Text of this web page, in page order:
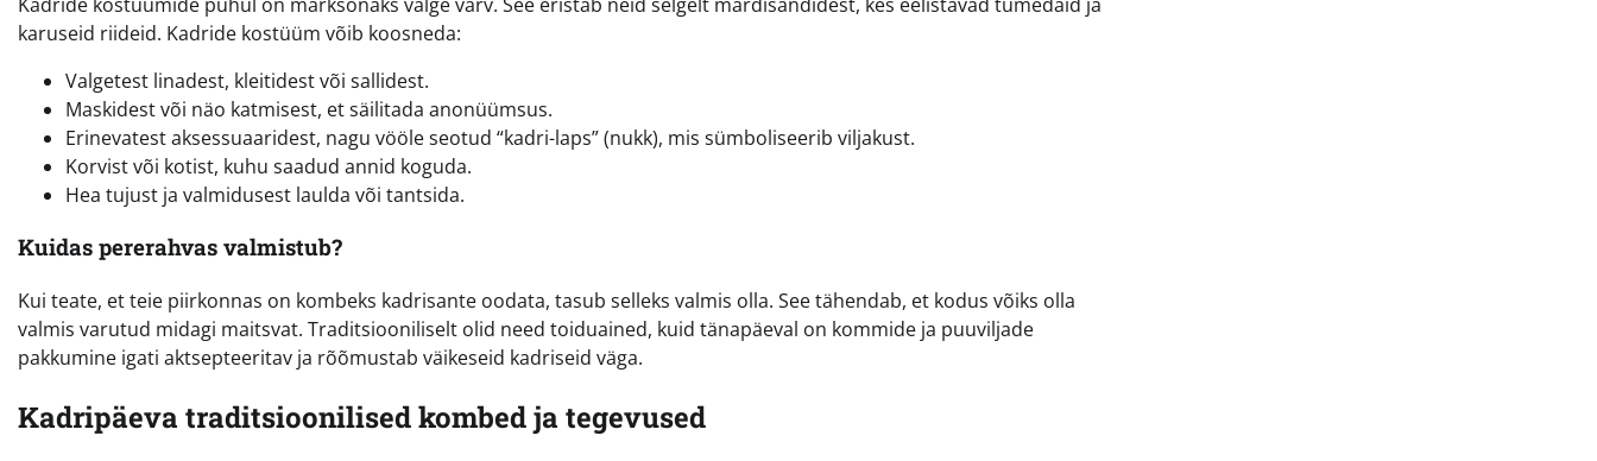
karuseid riideid. Kadride kostüüm võib koosneda:
Valgetest linadest, kleitidest või sallidest.
Maskidest või näo katmisest, et säilitada anonüümsus.
Erinevatest aksessuaaridest, nagu vööle seotud “kadri-laps” (nukk), mis sümboliseerib viljakust.
Korvist või kotist, kuhu saadud annid koguda.
Hea tujust ja valmidusest laulda või tantsida.
Kuidas pererahvas valmistub?
Kui teate, et teie piirkonnas on kombeks kadrisante oodata, tasub selleks valmis olla. See tähendab, et kodus võiks olla
valmis varutud midagi maitsvat. Traditsiooniliselt olid need toiduained, kuid tänapäeval on kommide ja puuviljade
pakkumine igati aktsepteeritav ja rõõmustab väikeseid kadriseid väga.
Kadripäeva traditsioonilised kombed ja tegevused